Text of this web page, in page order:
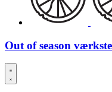
Out of season